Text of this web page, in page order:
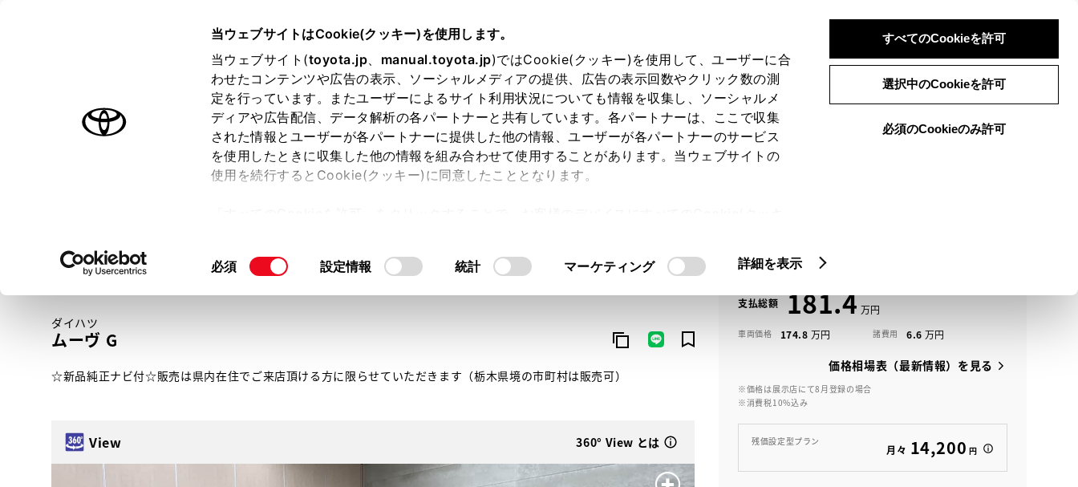
当ウェブサイトはCookie(クッキー)を使用します。
当ウェブサイト(toyota.jp、 manual.toyota.jp)ではCookie(クッキー)を使用して、ユーザーに合
わせたコンテンツや広告の表示、ソーシャルメディアの提供、広告の表示回数やクリック数の測
定を行っています。またユーザーによるサイト利用状況についても情報を収集し、ソーシャルメ
ディアや広告配信、データ解析の各パートナーと共有しています。各パートナーは、ここで収集
された情報とユーザーが各パートナーに提供した他の情報、ユーザーが各パートナーのサービス
を使用したときに収集した他の情報を組み合わせて使用することがあります。当ウェブサイトの
使用を続行するとCookie(クッキー)に同意したこととなります。
て」をご覧ください。
同
必須 設定情報 統計 マーケティング 詳細を表示
すべてのCookieを許可
選択中のCookieを許可
必須のCookieのみ許可
ログイン 検索 メニュー
オーナーサポート トピックス
トヨタ認定中古車 メニュー
トヨタ認定中古車の魅力 3つの買い方 オンライン購入お気に入り 保存した見積り
ダイハツ
ムーヴ G
☆新品純正ナビ付☆販売は県内在住でご来店頂ける方に限らせていただきます（栃木県境の市町村は販売可）
View 360° View とは View
支払総額 181.4
車両価格 174.8 諸費用 6.6
価格相場表（最新情報）を見る
※価格は展示店にて8月登録の場合
※消費税10%込み
残価設定型プラン
月々 14,200 円